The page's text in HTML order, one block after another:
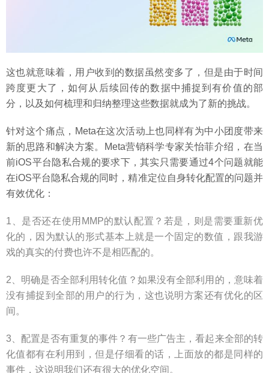
这也就意味着，用户收到的数据虽然变多了，但是由于时间
跨度更大了，如何从后续回传的数据中捕捉到有价值的部
分，以及如何梳理和归纳整理这些数据就成为了新的挑战。
针对这个痛点，Meta在这次活动上也同样有为中小团度带来
新的思路和解决方案。Meta营销科学专家关怡菲介绍，在当
前iOS平台隐私合规的要求下，其实只需要通过4个问题就能
在iOS平台隐私合规的同时，精准定位自身转化配置的问题并
有效优化：
1、是否还在使用MMP的默认配置？若是，则是需要重新优
化的，因为默认的形式基本上就是一个固定的数值，跟我游
戏的真实的付费也许不是相匹配的。
2、明确是否全部利用转化值？如果没有全部利用的，意味着
没有捕捉到全部的用户的行为，这也说明方案还有优化的区
间。
3、配置是否有重复的事件？有一些广告主，看起来全部的转
化值都有在利用到，但是仔细看的话，上面放的都是同样的
事件，这说明我们还有很大的优化空间。